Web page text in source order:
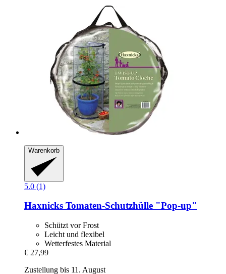
Warenkorb
5.0 (1)
Haxnicks Tomaten-​Schutzhülle "Pop-​up"
Schützt vor Frost
Leicht und flexibel
Wetterfestes Material
€ 27,99
Zustellung bis 11. August